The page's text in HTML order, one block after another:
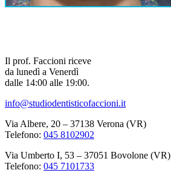
Il prof. Faccioni riceve
da lunedì a Venerdì
dalle 14:00 alle 19:00.
info@studiodentisticofaccioni.it
Via Albere, 20 – 37138 Verona (VR)
Telefono: 045 8102902
Via Umberto I, 53 – 37051 Bovolone (VR)
Telefono: 045 7101733